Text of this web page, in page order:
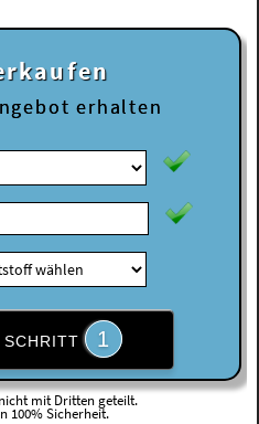
erhalten
SCHRITT 1
mit Dritten geteilt.
100% Sicherheit.